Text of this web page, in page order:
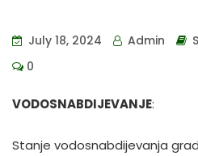
July 18, 2024 Admin
0
VODOSNABDIJEVANJE:
Stanje vodosnabdijevanja